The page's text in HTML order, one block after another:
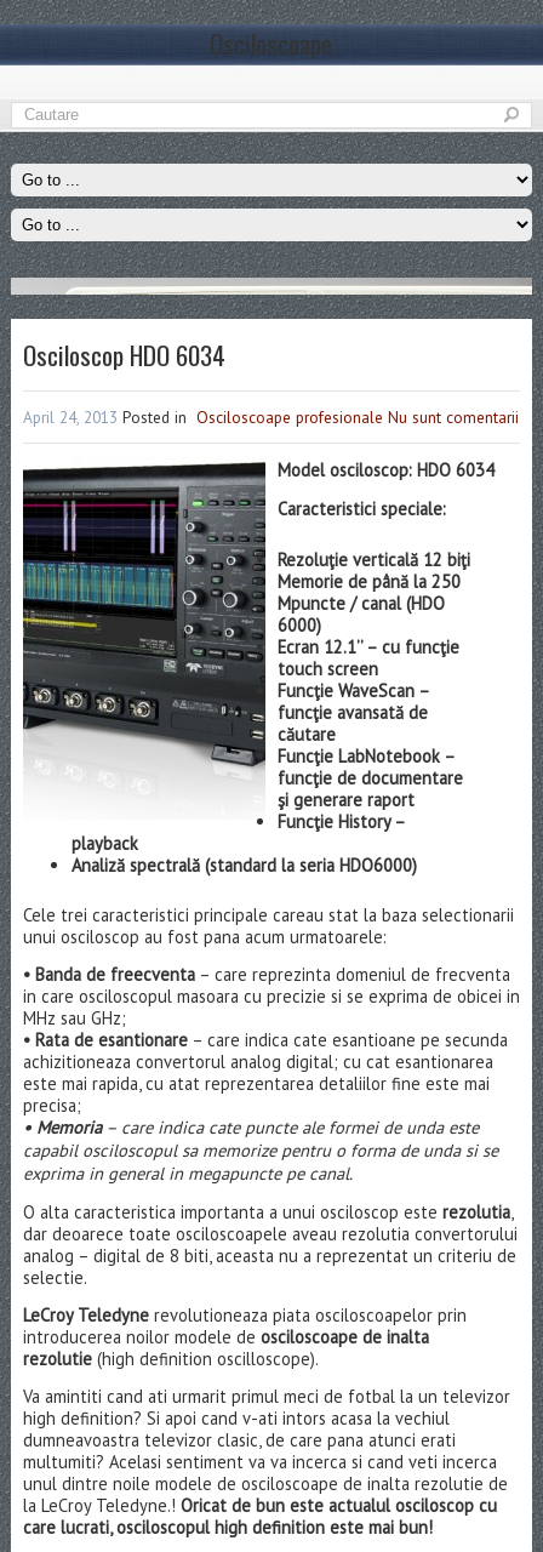
Osciloscoape
Osciloscop HDO 6034
April 24, 2013 Posted in Osciloscoape profesionale Nu sunt comentarii
Model osciloscop: HDO 6034
Caracteristici speciale:
Rezoluţie verticală 12 biţi
Memorie de până la 250
Mpuncte / canal (HDO
6000)
Ecran 12.1’’ – cu funcţie
touch screen
Funcţie WaveScan –
funcţie avansată de
căutare
Funcţie LabNotebook –
funcţie de documentare
şi generare raport
Funcţie History –
playback
Analiză spectrală (standard la seria HDO6000)
Cele trei caracteristici principale careau stat la baza selectionarii
unui osciloscop au fost pana acum urmatoarele:
• Banda de freecventa– care reprezinta domeniul de frecventa
in care osciloscopul masoara cu precizie si se exprima de obicei in
MHz sau GHz;
• Rata de esantionare– care indica cate esantioane pe secunda
achizitioneaza convertorul analog digital; cu cat esantionarea
este mai rapida, cu atat reprezentarea detaliilor fine este mai
precisa;
• Memoria– care indica cate puncte ale formei de unda este
capabil osciloscopul sa memorize pentru o forma de unda si se
exprima in general in megapuncte pe canal.
O alta caracteristica importanta a unui osciloscop este rezolutia,
dar deoarece toate osciloscoapele aveau rezolutia convertorului
analog – digital de 8 biti, aceasta nu a reprezentat un criteriu de
selectie.
LeCroy Teledynerevolutioneaza piata osciloscoapelor prin
introducerea noilor modele de osciloscoape de inalta
rezolutie(high definition oscilloscope).
Va amintiti cand ati urmarit primul meci de fotbal la un televizor
high definition? Si apoi cand v-ati intors acasa la vechiul
dumneavoastra televizor clasic, de care pana atunci erati
multumiti? Acelasi sentiment va va incerca si cand veti incerca
unul dintre noile modele de osciloscoape de inalta rezolutie de
la LeCroy Teledyne.! Oricat de bun este actualul osciloscop cu
care lucrati, osciloscopul high definition este mai bun!